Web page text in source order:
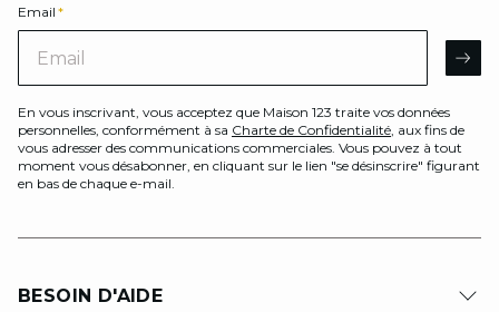
Email *
En vous inscrivant, vous acceptez que Maison 123 traite vos données
personnelles, conformément à sa Charte de Confidentialité, aux fins de
vous adresser des communications commerciales. Vous pouvez à tout
moment vous désabonner, en cliquant sur le lien "se désinscrire" figurant
en bas de chaque e-mail.
BESOIN D'AIDE